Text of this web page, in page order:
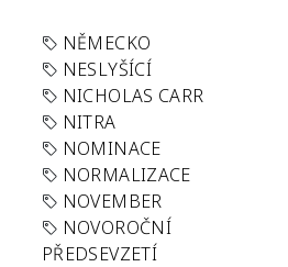
NĚMECKO
NESLYŠÍCÍ
NICHOLAS CARR
NITRA
NOMINACE
NORMALIZACE
NOVEMBER
NOVOROČNÍ
PŘEDSEVZETÍ